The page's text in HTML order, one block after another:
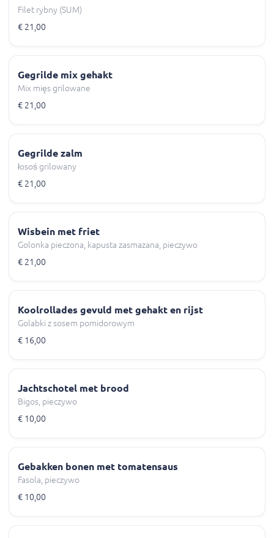
Filet rybny (SUM)
€ 21,00
Gegrilde mix gehakt
Mix mięs grilowane
€ 21,00
Gegrilde zalm
łosoś grilowany
€ 21,00
Wisbein met friet
Golonka pieczona, kapusta zasmazana, pieczywo
€ 21,00
Koolrollades gevuld met gehakt en rijst
Golabki z sosem pomidorowym
€ 16,00
Jachtschotel met brood
Bigos, pieczywo
€ 10,00
Gebakken bonen met tomatensaus
Fasola, pieczywo
€ 10,00